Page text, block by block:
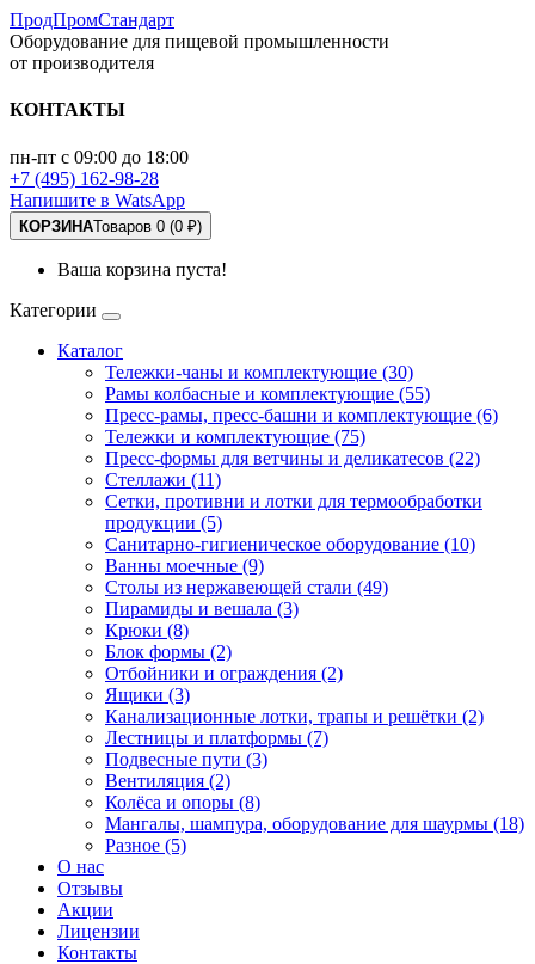
ПродПромСтандарт
Оборудование для пищевой промышленности
от производителя
КОНТАКТЫ
пн-пт с 09:00 до 18:00
+7 (495) 162-98-28
Напишите в WatsApp
КОРЗИНАТоваров 0 (0 ₽)
Ваша корзина пуста!
Категории
Каталог
Тележки-чаны и комплектующие (30)
Рамы колбасные и комплектующие (55)
Пресс-рамы, пресс-башни и комплектующие (6)
Тележки и комплектующие (75)
Пресс-формы для ветчины и деликатесов (22)
Стеллажи (11)
Сетки, противни и лотки для термообработки
продукции (5)
Санитарно-гигиеническое оборудование (10)
Ванны моечные (9)
Столы из нержавеющей стали (49)
Пирамиды и вешала (3)
Крюки (8)
Блок формы (2)
Отбойники и ограждения (2)
Ящики (3)
Канализационные лотки, трапы и решётки (2)
Лестницы и платформы (7)
Подвесные пути (3)
Вентиляция (2)
Колёса и опоры (8)
Мангалы, шампура, оборудование для шаурмы (18)
Разное (5)
О нас
Отзывы
Акции
Лицензии
Контакты